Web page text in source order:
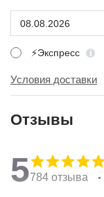
⚡Экспресс
Условия доставки
Отзывы
5784 отзыва